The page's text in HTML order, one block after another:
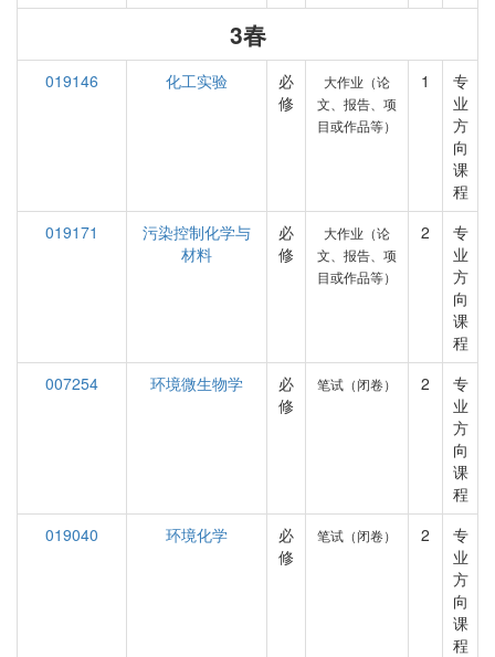
3春
019146 化工实验
必
修
大作业（论
文、报告、项
目或作品等）
1
专
业
方
向
课
程
019171
污染控制化学与
材料
必
修
大作业（论
文、报告、项
目或作品等）
2
专
业
方
向
课
程
007254
环境微生物学
必
修
笔试（闭卷） 2
专
业
方
向
课
程
019040
环境化学
必
修
笔试（闭卷） 2
专
业
方
向
课
程